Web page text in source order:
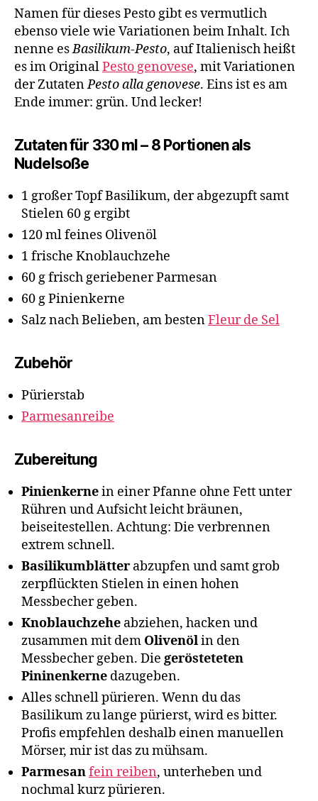
Namen für dieses Pesto gibt es vermutlich
ebenso viele wie Variationen beim Inhalt. Ich
nenne esBasilikum-Pesto, auf Italienisch heißt
es im OriginalPesto genovese, mit Variationen
der ZutatenPesto alla genovese. Eins ist es am
Ende immer: grün. Und lecker!
Zutaten für 330 ml – 8 Portionen als
Nudelsoße
1 großer Topf Basilikum, der abgezupft samt
Stielen 60 g ergibt
120 ml feines Olivenöl
1 frische Knoblauchzehe
60 g frisch geriebener Parmesan
60 g Pinienkerne
Salz nach Belieben, am bestenFleur de Sel
Zubehör
Pürierstab
Parmesanreibe
Zubereitung
Pinienkernein einer Pfanne ohne Fett unter
Rühren und Aufsicht leicht bräunen,
beiseitestellen. Achtung: Die verbrennen
extrem schnell.
Basilikumblätter abzupfen und samt grob
zerpflückten Stielen in einen hohen
Messbecher geben.
Knoblauchzehe abziehen, hacken und
zusammen mit dem Olivenölin den
Messbecher geben. Die gerösteteten
Pininenkerne dazugeben.
Alles schnell pürieren. Wenn du das
Basilikum zu lange pürierst, wird es bitter.
Profis empfehlen deshalb einen manuellen
Mörser, mir ist das zu mühsam.
Parmesanfein reiben, unterheben und
nochmal kurz pürieren.